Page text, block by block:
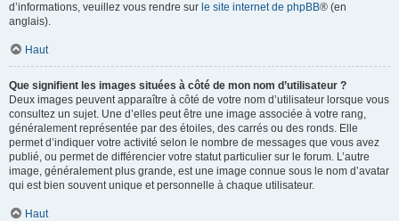
d’informations, veuillez vous rendre sur le site internet de phpBB® (en
anglais).
Haut
Que signifient les images situées à côté de mon nom d’utilisateur ?
Deux images peuvent apparaître à côté de votre nom d’utilisateur lorsque vous
consultez un sujet. Une d’elles peut être une image associée à votre rang,
généralement représentée par des étoiles, des carrés ou des ronds. Elle
permet d’indiquer votre activité selon le nombre de messages que vous avez
publié, ou permet de différencier votre statut particulier sur le forum. L’autre
image, généralement plus grande, est une image connue sous le nom d’avatar
qui est bien souvent unique et personnelle à chaque utilisateur.
Haut